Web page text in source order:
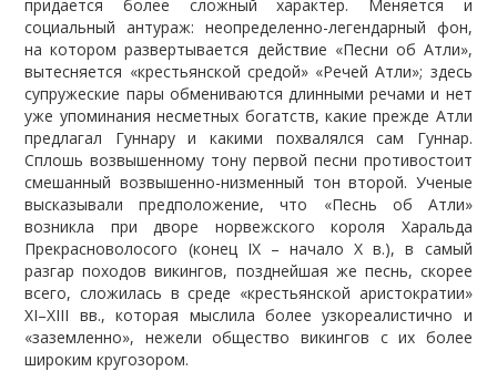
придается более сложный характер. Меняется и
социальный антураж: неопределенно-легендарный фон,
на котором развертывается действие «Песни об Атли»,
вытесняется «крестьянской средой» «Речей Атли»; здесь
супружеские пары обмениваются длинными речами и нет
уже упоминания несметных богатств, какие прежде Атли
предлагал Гуннару и какими похвалялся сам Гуннар.
Сплошь возвышенному тону первой песни противостоит
смешанный возвышенно-низменный тон второй. Ученые
высказывали предположение, что «Песнь об Атли»
возникла при дворе норвежского короля Харальда
Прекрасноволосого (конец IX – начало X в.), в самый
разгар походов викингов, позднейшая же песнь, скорее
всего, сложилась в среде «крестьянской аристократии»
XI–XIII вв., которая мыслила более узкореалистично и
«заземленно», нежели общество викингов с их более
широким кругозором.